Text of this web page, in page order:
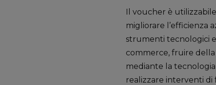
Il voucher è
migliorare l’efficienza
strumenti tecnologici
commerce, fruire
mediante la
realizzare interventi di